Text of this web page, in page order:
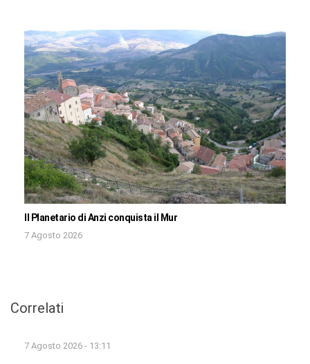
Il Planetario di Anzi conquista il Mur
7 Agosto 2026
Correlati
7 Agosto 2026 - 13:11